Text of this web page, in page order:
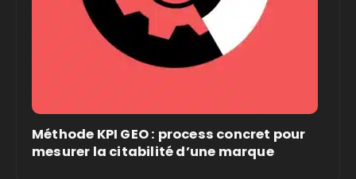
Méthode KPI GEO : process concret pour
mesurer la citabilité d’une marque